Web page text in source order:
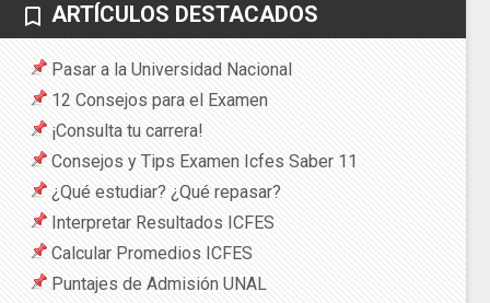
bookmark_border ARTÍCULOS DESTACADOS
Pasar a la Universidad Nacional
12 Consejos para el Examen
¡Consulta tu carrera!
Consejos y Tips Examen Icfes Saber 11
¿Qué estudiar? ¿Qué repasar?
Interpretar Resultados ICFES
Calcular Promedios ICFES
Puntajes de Admisión UNAL